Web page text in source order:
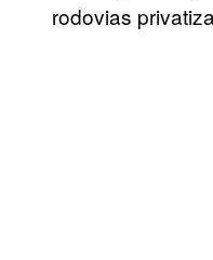
rodovias